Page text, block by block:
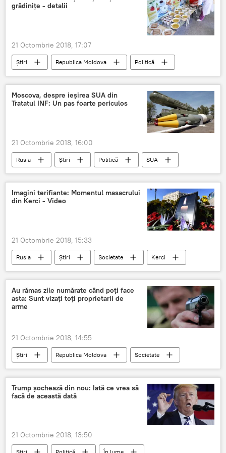
morti
grădinițe - detalii
21 Octombrie 2018, 17:07
Știri Republica Moldova
Politică
Societate
Guvernul Moldovei - știri de ultimă oră, proiecte, reforme
Moldova
scoli
sistem
anunt bomba
Moscova, despre ieşirea SUA din
Tratatul INF: Un pas foarte periculos
21 Octombrie 2018, 16:00
Rusia Știri Politică
SUA
Moscova
Serghei Riabkov
tratat
Tratatul INF
Imagini terifiante: Momentul masacrului
din Kerci - Video
21 Octombrie 2018, 15:33
Rusia Știri Societate
Kerci
imagini terifiante
masacru video
Au rămas zile numărate când poți face
asta: Sunt vizați toți proprietarii de
arme
21 Octombrie 2018, 14:55
Știri Republica Moldova
Societate
Informații
Moldova
Politia
zile numarate ramas
Trump șochează din nou: Iată ce vrea să
facă de această dată
21 Octombrie 2018, 13:50